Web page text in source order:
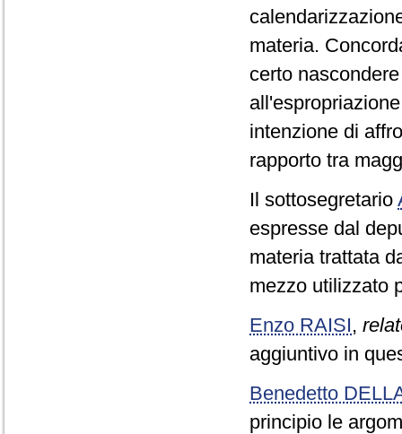
materia.
certo
intenzione di
rapporto tra
Il sottosegretario
espresse dal
materia trattata
mezzo utilizzato
Enzo RAISI,
aggiuntivo in
Benedetto
principio le